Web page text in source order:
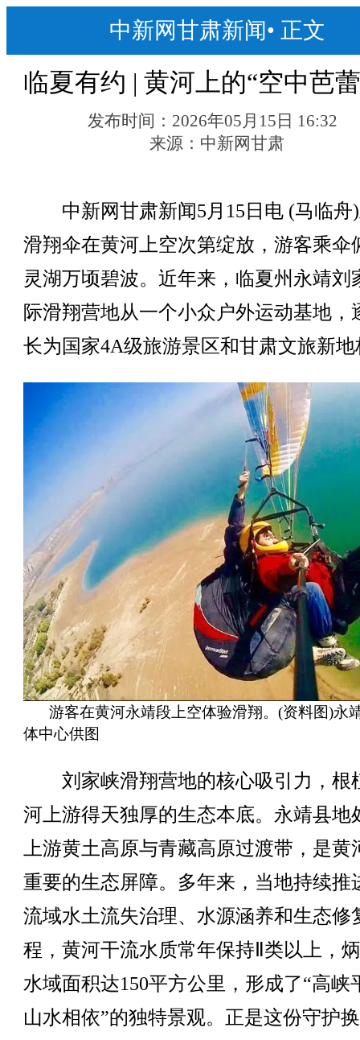
中新网甘肃新闻• 正文
临夏有约 | 黄河上的“空中芭
发布时间： 2026年05月15日 16:32
来源： 中新网甘肃
中新网甘肃新闻5月15日电 (马临舟
滑翔伞在黄河上空次第绽放，游客乘伞
灵湖万顷碧波。近年来，临夏州永靖刘
际滑翔营地从一个小众户外运动基地，
长为国家4A级旅游景区和甘肃文旅新地
游客在黄河永靖段上空体验滑翔。(资料图)永
体中心供图
刘家峡滑翔营地的核心吸引力，根
河上游得天独厚的生态本底。永靖县地
上游黄土高原与青藏高原过渡带，是黄
重要的生态屏障。多年来，当地持续推
流域水土流失治理、水源涵养和生态修
程，黄河干流水质常年保持Ⅱ类以上，
水域面积达150平方公里，形成了“高峡
山水相依”的独特景观。正是这份守护